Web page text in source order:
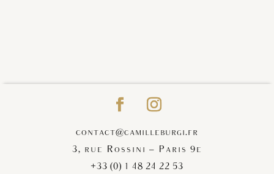
contact@camilleburgi.fr
3, rue Rossini – Paris 9e
+33 (0) 1 48 24 22 53